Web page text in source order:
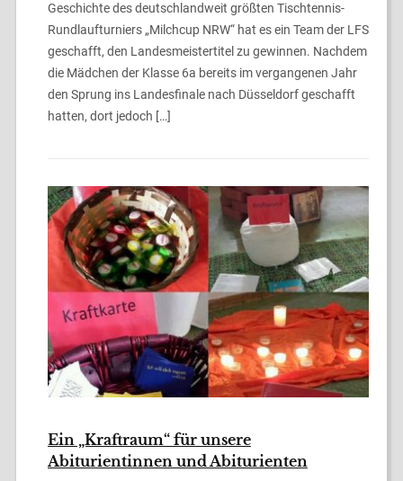
Geschichte des deutschlandweit größten Tischtennis-
Rundlaufturniers „Milchcup NRW“ hat es ein Team der LFS
geschafft, den Landesmeistertitel zu gewinnen. Nachdem
die Mädchen der Klasse 6a bereits im vergangenen Jahr
den Sprung ins Landesfinale nach Düsseldorf geschafft
hatten, dort jedoch […]
Ein „Kraftraum“ für unsere
Abiturientinnen und Abiturienten